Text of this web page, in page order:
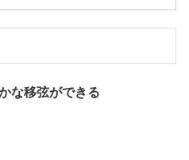
な移弦ができる